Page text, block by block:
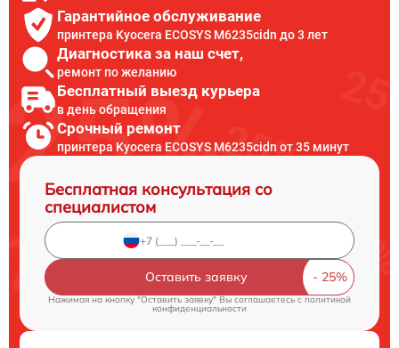
Гарантийное обслуживание
принтера Kyocera ECOSYS M6235cidn до 3 лет
Диагностика за наш счет,
ремонт по желанию
Бесплатный выезд курьера
в день обращения
Срочный ремонт
принтера Kyocera ECOSYS M6235cidn от 35 минут
Бесплатная консультация со
специалистом
Оставить заявку
Нажимая на кнопку "Оставить заявку" Вы соглашаетесь cполитикой
конфиденциальности